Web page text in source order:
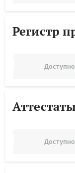
Регистр